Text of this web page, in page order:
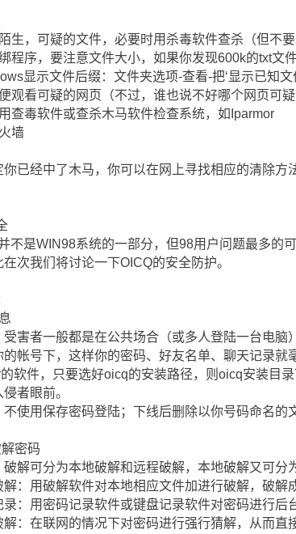
生，可疑的文件，必要时用杀毒软件查杀（但不要
程序，要注意文件大小，如果你发现600k的txt文
显示文件后缀：文件夹选项-查看-把‘显示已知
观看可疑的网页（不过，谁也说不好哪个网页可疑
查毒软件或查杀木马软件检查系统，如Iparmor
墙
已经中了木马，你可以在网上寻找相应的清除方
不是WIN98系统的一部分，但98用户问题最多的
在次我们将讨论一下OICQ的安全防护。
受害者一般都是在公共场合（或多人登陆一台电
的帐号下，这样你的密码、好友名单、聊天记录
软件，只要选好oicq的安装路径，则oicq安装目
者眼前。
不使用保存密码登陆；下线后删除以你号码命名的
密码
破解可分为本地破解和远程破解，本地破解又可分
解：用破解软件对本地相应文件加进行破解，破解
录：用密码记录软件或键盘记录软件对密码进行
解：在联网的情况下对密码进行强行猜解，从而